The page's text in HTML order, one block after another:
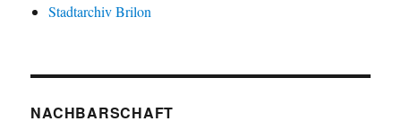
Stadtarchiv Brilon
NACHBARSCHAFT